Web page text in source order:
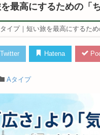
最高にするための「
イプ｜短い旅を最高にするた
Twitter Hatena
Aタイプ